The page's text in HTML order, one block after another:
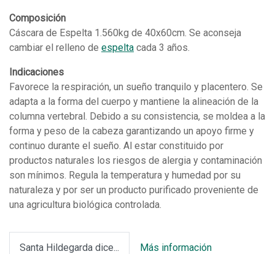
Composición
Cáscara de Espelta 1.560kg de 40x60cm. Se aconseja
cambiar el relleno de espelta cada 3 años.
Indicaciones
Favorece la respiración, un sueño tranquilo y placentero. Se
adapta a la forma del cuerpo y mantiene la alineación de la
columna vertebral. Debido a su consistencia, se moldea a la
forma y peso de la cabeza garantizando un apoyo firme y
continuo durante el sueño. Al estar constituido por
productos naturales los riesgos de alergia y contaminación
son mínimos. Regula la temperatura y humedad por su
naturaleza y por ser un producto purificado proveniente de
una agricultura biológica controlada.
Santa Hildegarda dice... Más información